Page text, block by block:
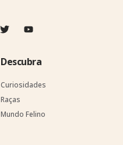
Descubra
Curiosidades
Raças
Mundo Felino